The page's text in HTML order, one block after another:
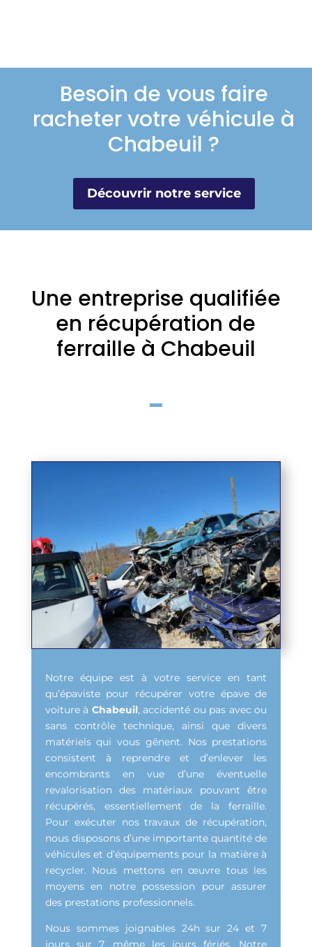
Besoin de vous faire
racheter votre véhicule à
Chabeuil ?
Découvrir notre service
Une entreprise qualifiée
en récupération de
ferraille à Chabeuil
Notre équipe est à votre service en tant
qu’épaviste pour récupérer votre épave de
voiture à Chabeuil, accidenté ou pas avec ou
sans contrôle technique, ainsi que divers
matériels qui vous gênent. Nos prestations
consistent à reprendre et d’enlever les
encombrants en vue d’une éventuelle
revalorisation des matériaux pouvant être
récupérés, essentiellement de la ferraille.
Pour exécuter nos travaux de récupération,
nous disposons d’une importante quantité de
véhicules et d’équipements pour la matière à
recycler. Nous mettons en œuvre tous les
moyens en notre possession pour assurer
des prestations professionnels.
Nous sommes joignables 24h sur 24 et 7
jours sur 7, même les jours fériés. Notre